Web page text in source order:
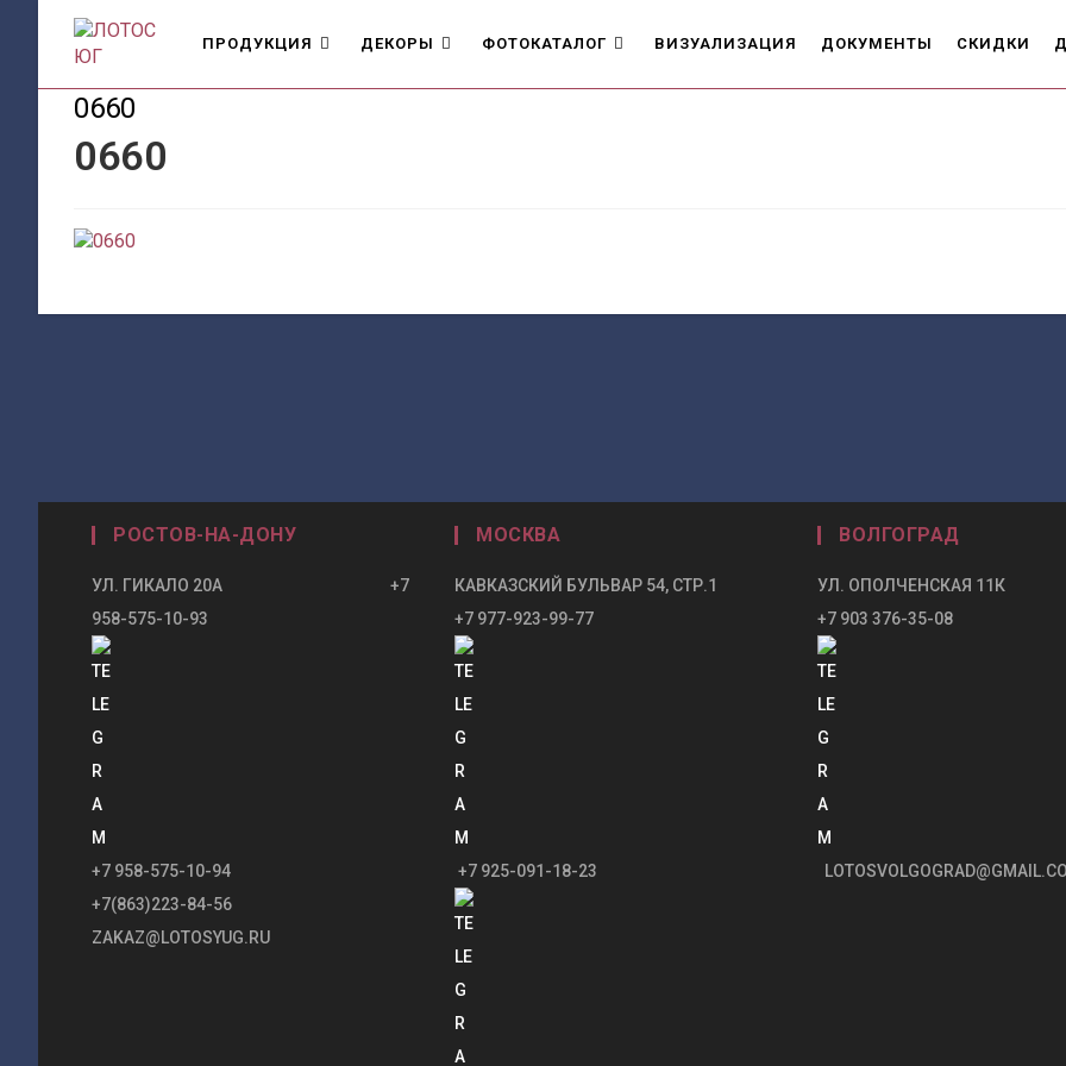
содержимому
ПРОДУКЦИЯ ДЕКОРЫ ФОТОКАТАЛОГ ВИЗУАЛИЗАЦИЯ ДОКУМЕНТЫ СКИДКИ
0660
0660
РОСТОВ-НА-ДОНУ
УЛ. ГИКАЛО 20А +7
958-575-10-93
+7 958-575-10-94
+7(863)223-84-56
ZAKAZ@LOTOSYUG.RU
МОСКВА
КАВКАЗСКИЙ БУЛЬВАР 54, СТР.1
+7 977-923-99-77
+7 925-091-18-23
ВОЛГОГРАД
УЛ. ОПОЛЧЕНСКАЯ 11К
+7 903 376-35-08